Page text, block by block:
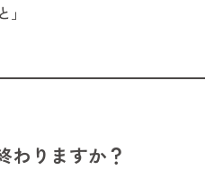
わりますか？